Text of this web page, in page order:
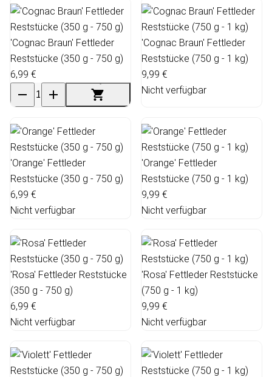
'Cognac Braun' Fettleder
Reststücke (350 g - 750 g)
6,99 €
'Cognac Braun' Fettleder
Reststücke (750 g - 1 kg)
9,99 €
Nicht verfügbar
'Orange' Fettleder
Reststücke (350 g - 750 g)
6,99 €
Nicht verfügbar
'Orange' Fettleder
Reststücke (750 g - 1 kg)
9,99 €
Nicht verfügbar
'Rosa' Fettleder Reststücke
(350 g - 750 g)
6,99 €
Nicht verfügbar
'Rosa' Fettleder Reststücke
(750 g - 1 kg)
9,99 €
Nicht verfügbar